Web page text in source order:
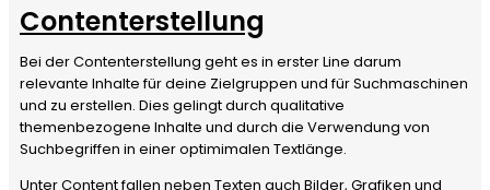
Contenterstellung
Bei der Contenterstellung geht es in erster Line darum
relevante Inhalte für deine Zielgruppen und für Suchmaschinen
und zu erstellen. Dies gelingt durch qualitative
themenbezogene Inhalte und durch die Verwendung von
Suchbegriffen in einer optimimalen Textlänge.
Unter Content fallen neben Texten auch Bilder, Grafiken und